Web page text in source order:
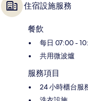
住宿設施服務
餐飲
每日 07:00 -
共用微波爐
服務項目
24 小時櫃台服